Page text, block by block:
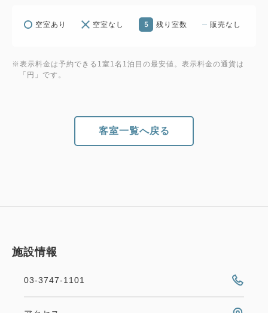
空室あり 空室なし 5 残り室数 販売なし
※表示料金は予約できる1室1名1泊目の最安値。表示料金の通貨は
「円」です。
客室一覧へ戻る
施設情報
03-3747-1101